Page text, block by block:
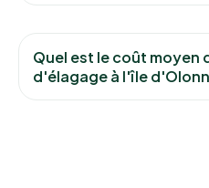
Quel est le coût moyen
d'élagage à l'île